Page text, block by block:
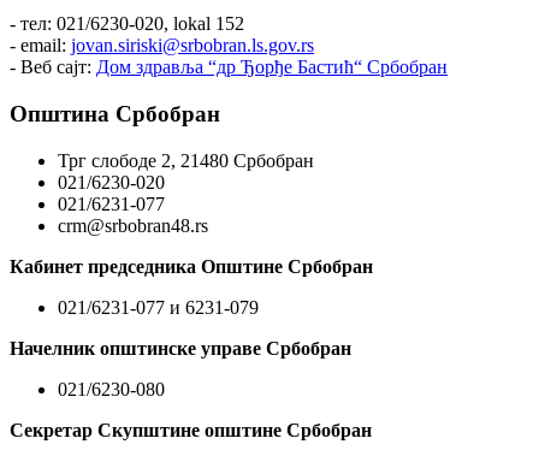
- тел: 021/6230-020, lokal 152
- email: jovan.siriski@srbobran.ls.gov.rs
- Веб сајт: Дом здравља “др Ђорђе Бастић“ Србобран
Општина Србобран
Трг слободе 2, 21480 Србобран
021/6230-020
021/6231-077
crm@srbobran48.rs
Кабинет председника Општине Србобран
021/6231-077 и 6231-079
Начелник општинске управе Србобран
021/6230-080
Секретар Скупштине општине Србобран